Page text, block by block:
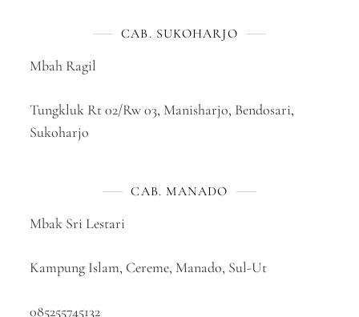
CAB. SUKOHARJO
Mbah Ragil
Tungkluk Rt 02/Rw 03, Manisharjo, Bendosari,
Sukoharjo
CAB. MANADO
Mbak Sri Lestari
Kampung Islam, Cereme, Manado, Sul-Ut
085255745132